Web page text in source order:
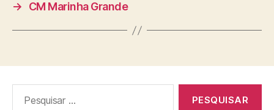
→
CM Marinha Grande
por: